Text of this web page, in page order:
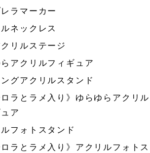
ラマーカー
ネックレス
リルステージ
アクリルフィギュア
グアクリルスタンド
ロラとラメ入り》ゆらゆらアクリル
ア
フォトスタンド
ロラとラメ入り》アクリルフォトス